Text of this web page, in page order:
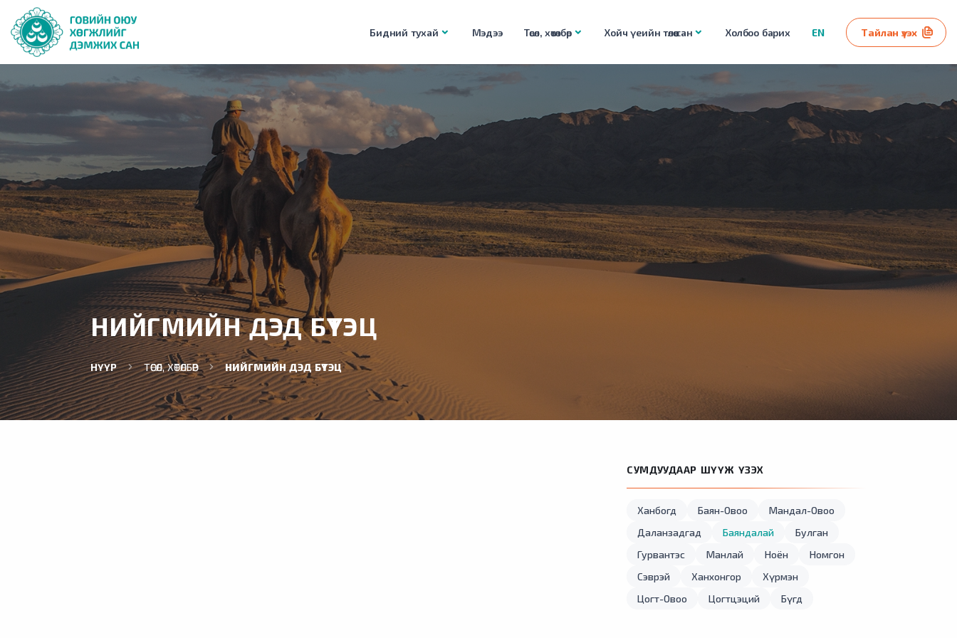
Бидний тухай Мэдээ Төсөл, хөтөлбөр Хойч үеийн төлөө сан Холбоо барих EN Тайлан үзэх
НИЙГМИЙН ДЭД БҮТЭЦ
НҮҮР ТӨСӨЛ, ХӨТӨЛБӨР НИЙГМИЙН ДЭД БҮТЭЦ
СУМДУУДААР ШҮҮЖ ҮЗЭХ
Ханбогд Баян-Овоо
Мандал-Овоо
Даланзадгад
Баяндалай
Булган
Гурвантэс
Манлай Ноён
Номгон
Сэврэй
Ханхонгор
Хүрмэн
Цогт-Овоо
Цогтцэций Бүгд